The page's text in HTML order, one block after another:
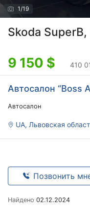
1 /19
Skoda SuperB,
9 150 $ 410
Автосалон “Boss
Автосалон
UA, Львовская
Позвонить
Найдено 02.12.2024